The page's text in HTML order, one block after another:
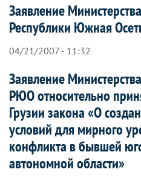
Заявление
Республики Южная
04/21/2007 - 11:32
Заявление
РЮО относительно
Грузии закона «О
условий для мирного
конфликта в бывшей
автономной области»